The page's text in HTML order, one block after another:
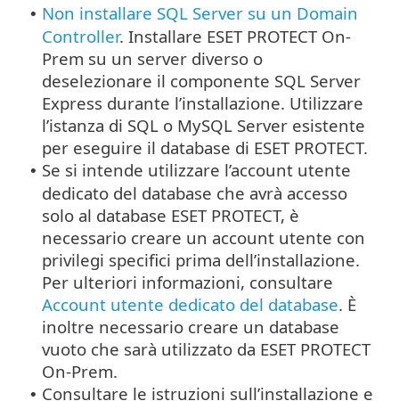
• Non installare SQL Server su un Domain
Controller. Installare ESET PROTECT On-
Prem su un server diverso o
deselezionare il componente SQL Server
Express durante l’installazione. Utilizzare
l’istanza di SQL o MySQL Server esistente
per eseguire il database di ESET PROTECT.
• Se si intende utilizzare l’account utente
dedicato del database che avrà accesso
solo al database ESET PROTECT, è
necessario creare un account utente con
privilegi specifici prima dell’installazione.
Per ulteriori informazioni, consultare
Account utente dedicato del database. È
inoltre necessario creare un database
vuoto che sarà utilizzato da ESET PROTECT
On-Prem.
• Consultare le istruzioni sull’installazione e